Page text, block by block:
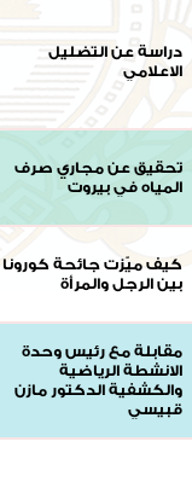
دراسة عن التضليل
الاعلامي
تحقيق عن مجاري صرف
المياه في بيروت
كيف ميّزت جائحة كورونا
بين الرجل والمرأة
مقابلة مع رئيس وحدة
الانشطة الرياضية
والكشفية الدكتور مازن
قبيسي